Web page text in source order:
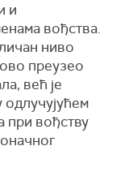
и
вођства.
ниво
преузео
већ је
одлучујућем
при вођству